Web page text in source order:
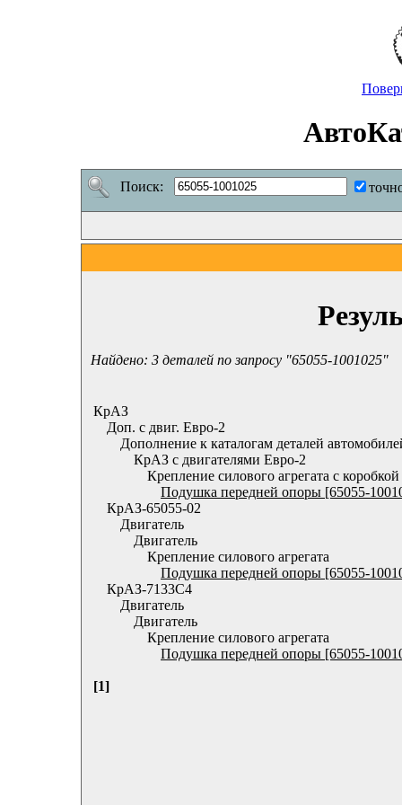
Поиск:
Найдено: 3 деталей по запросу "65055-1001025"
КрАЗ
Доп. с двиг. Евро-2
Дополнение к каталогам деталей
КрАЗ с двигателями Евро-2
Крепление силового агрегата с
Подушка передней опоры [65055-
КрАЗ-65055-02
Двигатель
Двигатель
Крепление силового агрегата
Подушка передней опоры [65055-
КрАЗ-7133С4
Двигатель
Двигатель
Крепление силового агрегата
Подушка передней опоры [65055-
[1]